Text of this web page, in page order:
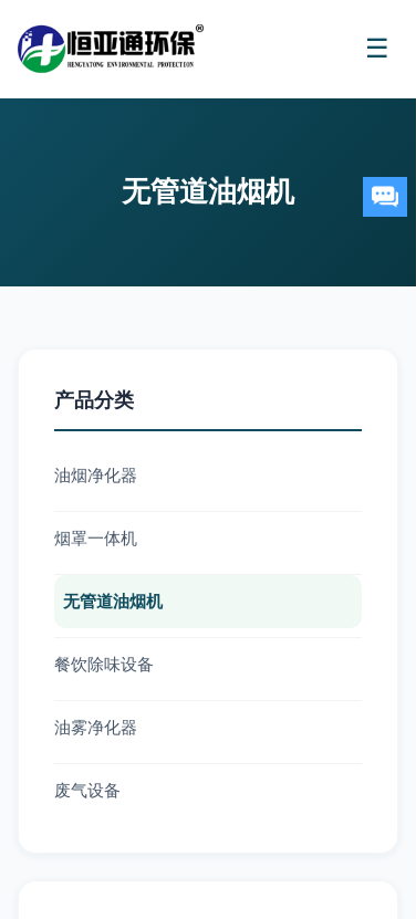
☰
无管道油烟机
产品分类
油烟净化器
烟罩一体机
无管道油烟机
餐饮除味设备
油雾净化器
废气设备